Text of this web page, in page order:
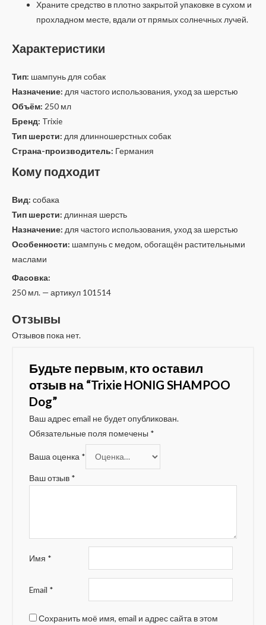
Храните средство в плотно закрытой упаковке в сухом и
прохладном месте, вдали от прямых солнечных лучей.
Характеристики
Тип: шампунь для собак
Назначение: для частого использования, уход за шерстью
Объём: 250 мл
Бренд: Trixie
Тип шерсти: для длинношерстных собак
Страна-производитель: Германия
Кому подходит
Вид: собака
Тип шерсти: длинная шерсть
Назначение: для частого использования, уход за шерстью
Особенности: шампунь с медом, обогащён растительными
маслами
Фасовка:
250 мл. — артикул 101514
Отзывы
Отзывов пока нет.
Будьте первым, кто оставил
отзыв на “Trixie HONIG SHAMPOO
Dog”
Ваш адрес email не будет опубликован.
Обязательные поля помечены *
Ваша оценка *
Ваш отзыв *
Имя *
Email *
Сохранить моё имя, email и адрес сайта в этом